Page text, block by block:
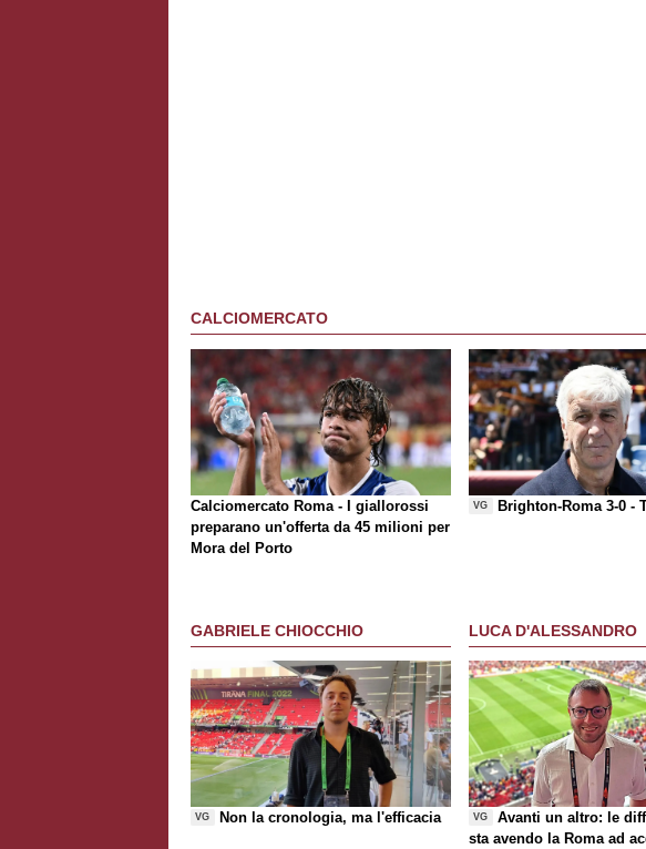
CALCIOMERCATO
Calciomercato Roma - I giallorossi
preparano un'offerta da 45 milioni per
Mora del Porto
VG Brighton-Roma 3-0 -
GABRIELE CHIOCCHIO
VG Non la cronologia, ma l'efficacia
LUCA D'ALESSANDRO
VG
Avanti un altro: le
sta avendo la Roma ad